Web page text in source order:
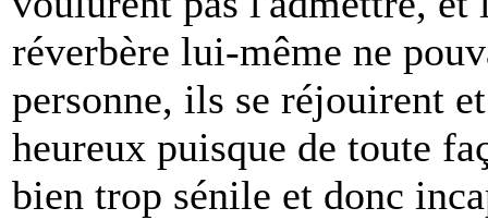
réverbère lui-même ne
personne, ils se réjouirent
heureux puisque de toute
bien trop sénile et donc